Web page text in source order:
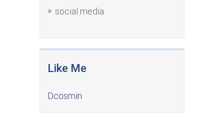
social media
Like Me
Dcosmin